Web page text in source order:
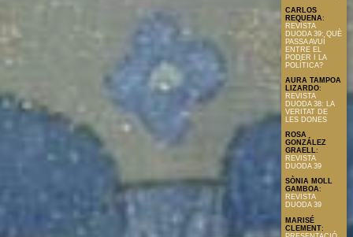
CARLOS
REQUENA:
REVISTA
DUODA 39: QUÈ
PASSA AVUÍ
ENTRE EL
PODER I LA
POLÍTICA?
AURA TAMPOA
LIZARDO:
REVISTA
DUODA 38: LA
VERITAT DE
LES DONES
ROSA
GONZÁLEZ
GRAELL:
REVISTA
DUODA 39
SÒNIA MOLL
GAMBOA:
REVISTA
DUODA 39
MARISÉ
CLEMENT: